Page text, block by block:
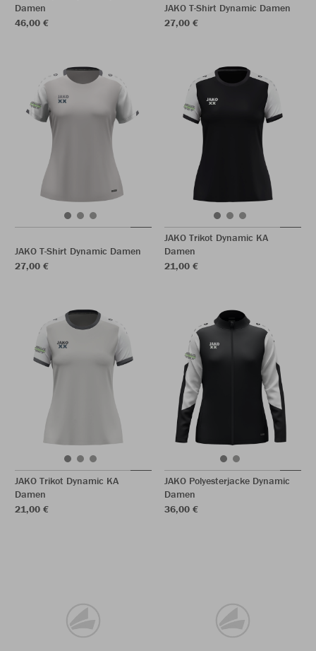
Damen
46,00 €
JAKO T-Shirt Dynamic Damen
27,00 €
JAKO T-Shirt Dynamic Damen
27,00 €
JAKO Trikot Dynamic KA
Damen
21,00 €
JAKO Trikot Dynamic KA
Damen
21,00 €
JAKO Polyesterjacke Dynamic
Damen
36,00 €